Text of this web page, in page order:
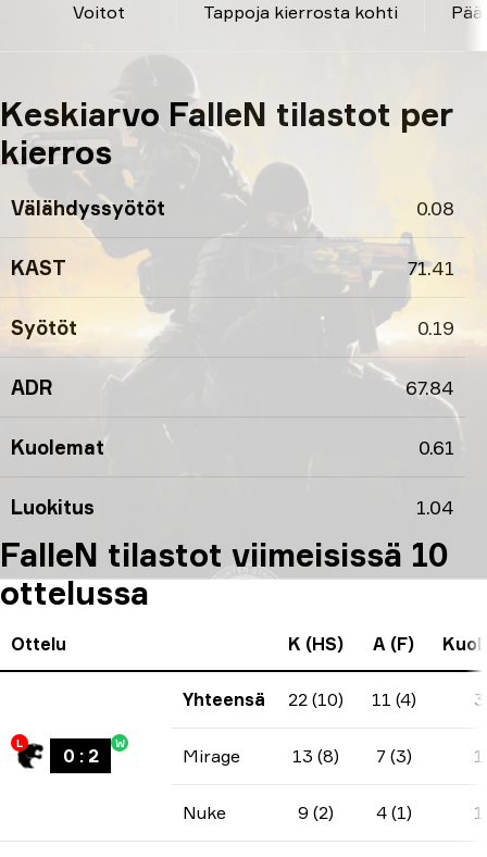
Voitot Tappoja kierrosta kohti
Keskiarvo FalleN tilastot per
kierros
Välähdyssyötöt 0.08
KAST 71.41
Syötöt 0.19
ADR 67.84
Kuolemat 0.61
Luokitus 1.04
FalleN tilastot viimeisissä 10
ottelussa
Ottelu K (HS) A (F)
L
0 : 2
W
Yhteensä 22 (10) 11 (4)
Mirage 13 (8) 7 (3)
Nuke 9 (2) 4 (1)